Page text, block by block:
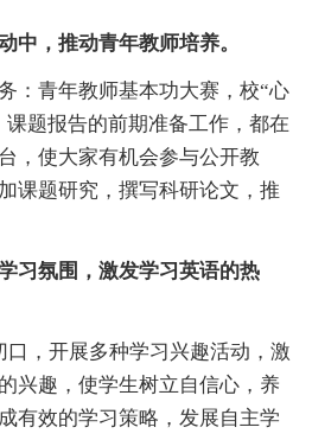
中，推动青年教师培养。
：青年教师基本功大赛，校“心
题报告的前期准备工作，都在
，使大家有机会参与公开教
课题研究，撰写科研论文，推
习氛围，激发学习英语的热
口，开展多种学习兴趣活动，激
兴趣，使学生树立自信心，养
有效的学习策略，发展自主学